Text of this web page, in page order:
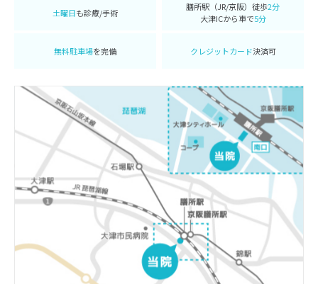
土曜日も診療/手術
膳所駅（JR/京阪）徒歩2分
大津ICから車で5分
無料駐車場を完備 クレジットカード決済可